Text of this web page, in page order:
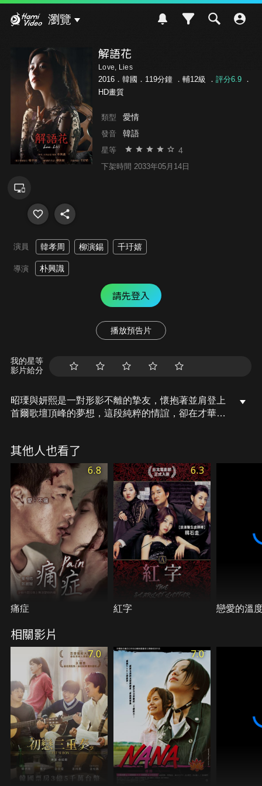
瀏覽
解語花
Love, Lies
2016．韓國．119分鐘 ． 輔12級 ． 評分6.9．
HD畫質
類型 愛情
發音 韓語
星等 4
下架時間 2033年05月14日
演員 韓孝周 柳演錫 千玗嬉
導演 朴興識
請先登入
播放預告片
我的星等
影片給分
昭瑮與妍熙是一對形影不離的摯友，懷抱著並肩登上
首爾歌壇頂峰的夢想，這段純粹的情誼，卻在才華橫
望與愛情的嫉妒交織，昔日的閨蜜逐漸走向對立，這
場關於夢想與奪愛的糾葛，也讓她們的人生從此徹底
翻轉。
其他人也看了
6.8
痛症
6.3
紅字 戀愛的溫
相關影片
7.0 7.0